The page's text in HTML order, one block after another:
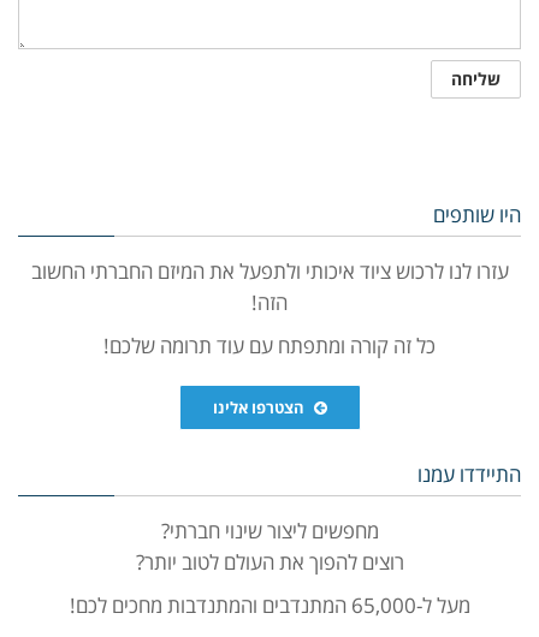
היו שותפים
עזרו לנו לרכוש ציוד איכותי ולתפעל את המיזם החברתי החשוב
הזה!
כל זה קורה ומתפתח עם עוד תרומה שלכם!
הצטרפו אלינו
התיידדו עמנו
מחפשים ליצור שינוי חברתי?
רוצים להפוך את העולם לטוב יותר?
מעל ל-65,000 המתנדבים והמתנדבות מחכים לכם!